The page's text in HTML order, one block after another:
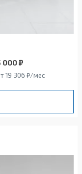
000 ₽
19 306 ₽/мес